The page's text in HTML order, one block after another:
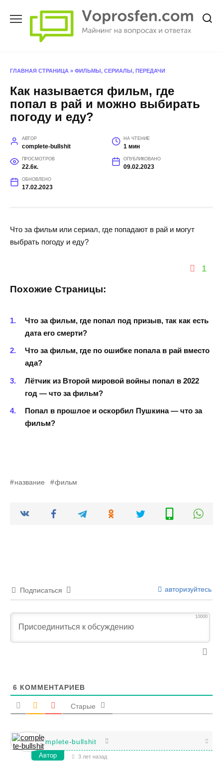
ГЛАВНАЯ СТРАНИЦА » ФИЛЬМЫ, СЕРИАЛЫ, ПЕРЕДАЧИ
Как называется фильм, где
попал в рай и можно выбирать
погоду и еду?
АВТОР
complete-bullshit
НА ЧТЕНИЕ
1 мин
ПРОСМОТРОВ
22.6к.
ОПУБЛИКОВАНО
09.02.2023
ОБНОВЛЕНО
17.02.2023
Что за фильм или сериал, где попадают в рай и могут
выбрать погоду и еду?
1
Похожие Страницы:
Что за фильм, где попал под призыв, так как есть
дата его смерти?
Что за фильм, где по ошибке попала в рай вместо
ада?
Лётчик из Второй мировой войны попал в 2022
год — что за фильм?
Попал в прошлое и оскорбил Пушкина — что за
фильм?
название фильм
Подписаться авторизуйтесь
10000
6 КОММЕНТАРИЕВ
Старые
complete-bullshit
Автор 3 лет назад